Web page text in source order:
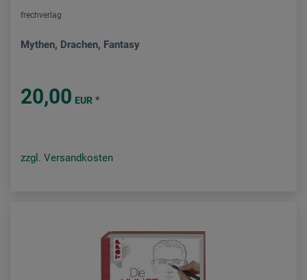
frechverlag
Mythen, Drachen, Fantasy
20,00 EUR *
zzgl. Versandkosten